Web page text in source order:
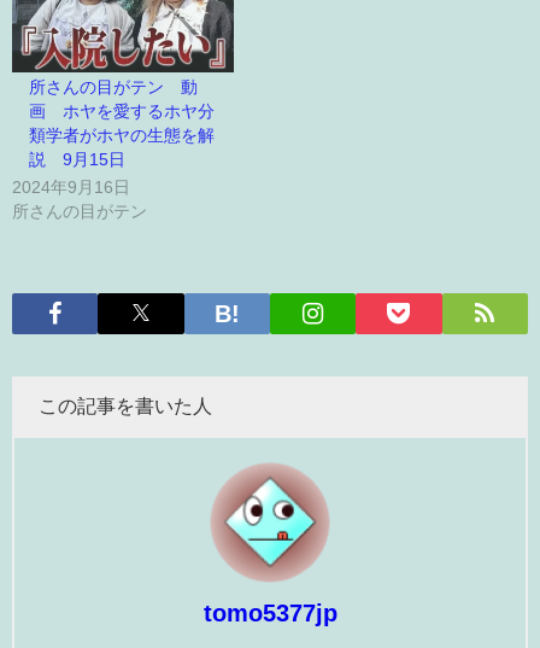
所さんの目がテン 動
画 ホヤを愛するホヤ分
類学者がホヤの生態を解
説 9月15日
2024年9月16日
所さんの目がテン
この記事を書いた人
tomo5377jp